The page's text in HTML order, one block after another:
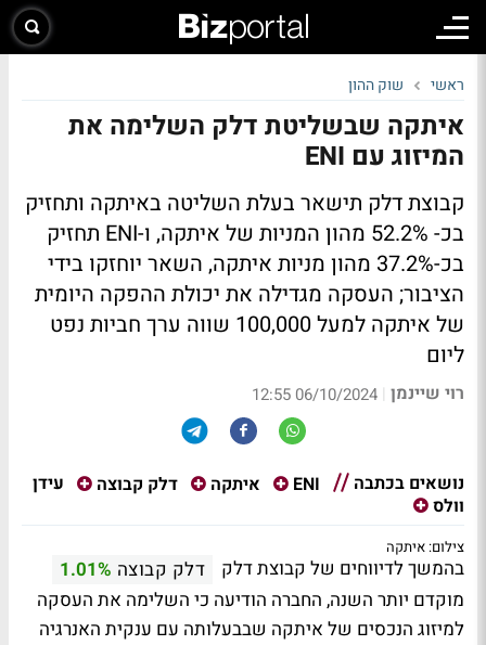
ראשי שוק ההון
איתקה שבשליטת דלק השלימה את
המיזוג עם ENI
קבוצת דלק תישאר בעלת השליטה באיתקה ותחזיק
בכ- 52.2% מהון המניות של איתקה, ו-ENI תחזיק
בכ-37.2% מהון מניות איתקה, השאר יוחזקו בידי
הציבור; העסקה מגדילה את יכולת ההפקה היומית
של איתקה למעל 100,000 שווה ערך חביות נפט
ליום
רוי שיינמן |
06/10/2024 12:55
נושאים בכתבה ENI איתקה דלק קבוצה
עידן
וולס
צילום: איתקה
בהמשך לדיווחים של קבוצת דלק דלק קבוצה 1.01%
מוקדם יותר השנה, החברה הודיעה כי השלימה את העסקה
למיזוג הנכסים של איתקה שבבעלותה עם ענקית האנרגיה